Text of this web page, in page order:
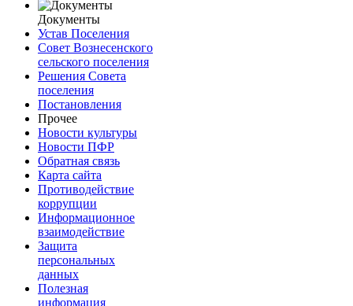
Документы
Устав Поселения
Совет Вознесенского
сельского поселения
Решения Совета
поселения
Постановления
Прочее
Новости культуры
Новости ПФР
Обратная связь
Карта сайта
Противодействие
коррупции
Информационное
взаимодействие
Защита
персональных
данных
Полезная
информация